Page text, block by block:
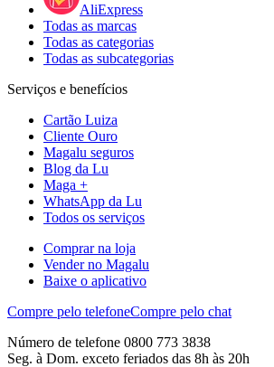
AliExpress
Todas as marcas
Todas as categorias
Todas as subcategorias
Serviços e benefícios
Cartão Luiza
Cliente Ouro
Magalu seguros
Blog da Lu
Maga +
WhatsApp da Lu
Todos os serviços
Comprar na loja
Vender no Magalu
Baixe o aplicativo
Compre pelo telefoneCompre pelo chat
Número de telefone 0800 773 3838
Seg. à Dom. exceto feriados das 8h às 20h